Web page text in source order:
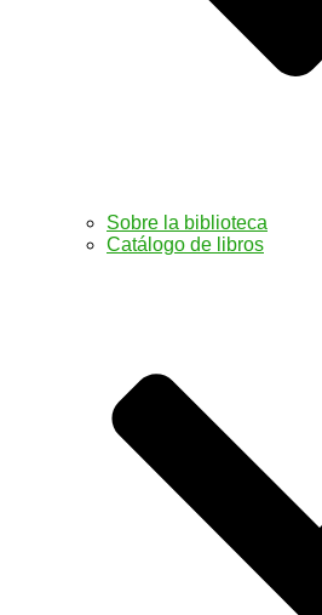
Sobre la biblioteca
Catálogo de libros